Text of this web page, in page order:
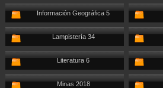
Información Geográfica 5
Lampistería 34
Literatura 6
Minas 2018